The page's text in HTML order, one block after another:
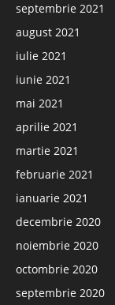
septembrie 2021
august 2021
iulie 2021
iunie 2021
mai 2021
aprilie 2021
martie 2021
februarie 2021
ianuarie 2021
decembrie 2020
noiembrie 2020
octombrie 2020
septembrie 2020